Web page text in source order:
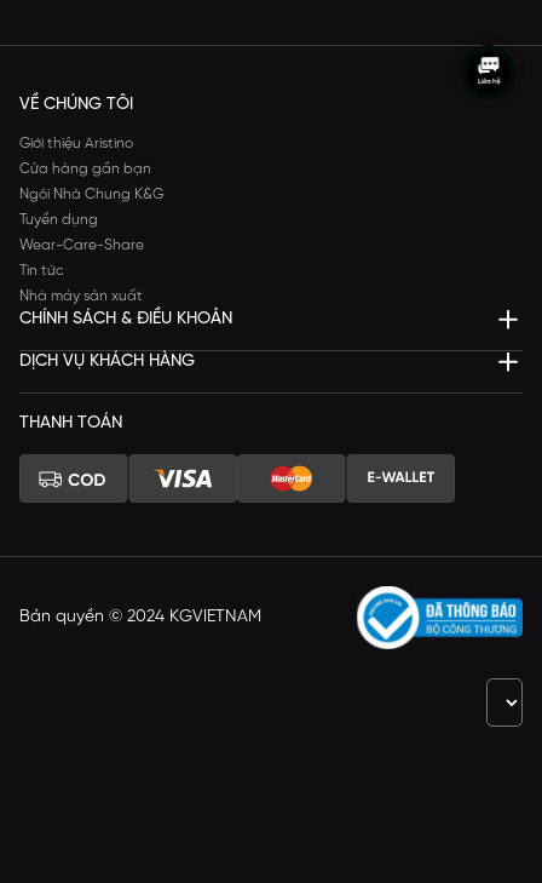
VỀ CHÚNG TÔI
Giới thiệu Aristino
Cửa hàng gần bạn
Ngôi Nhà Chung K&G
Tuyển dụng
Wear-Care-Share
Tin tức
Nhà máy sản xuất
CHÍNH SÁCH & ĐIỀU KHOẢN
DỊCH VỤ KHÁCH HÀNG
THANH TOÁN
Bản quyền © 2024 KGVIETNAM